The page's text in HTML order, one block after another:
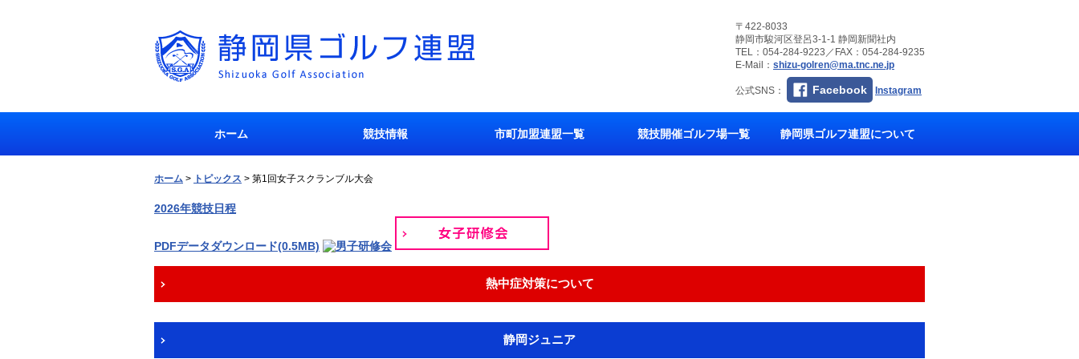
〒422-8033
静岡市駿河区登呂3-1-1 静岡新聞社内
TEL：054-284-9223／FAX：054-284-9235
E-Mail： shizu-golren@ma.tnc.ne.jp
公式SNS： Facebook Instagram
ホーム 競技情報 市町加盟連盟一覧 競技開催ゴルフ場一覧 静岡県ゴルフ連盟について
ホーム > トピックス > 第1回女子スクランブル大会
2026年競技日程
PDFデータダウンロード(0.5MB)
熱中症対策について
静岡ジュニア